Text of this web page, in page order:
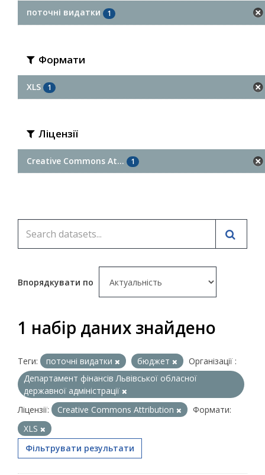
поточні видатки 1
Формати
XLS 1
Ліцензії
Creative Commons At... 1
Впорядкувати по
1 набір даних знайдено
Теги: поточні видатки бюджет
Організації :
Департамент фінансів Львівської обласної
державної адміністрації
Ліцензії:
Creative Commons Attribution
Формати:
XLS
Фільтрувати результати